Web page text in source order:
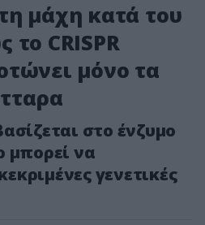
μάχη κατά του
CRISPR
μόνο τα
στο ένζυμο
μπορεί να
γενετικές